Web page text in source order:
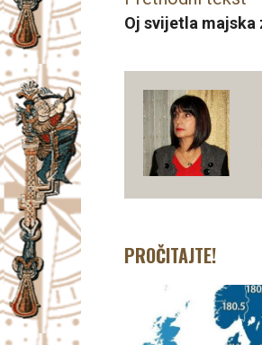
Oj svijetla majska
PROČITAJTE!